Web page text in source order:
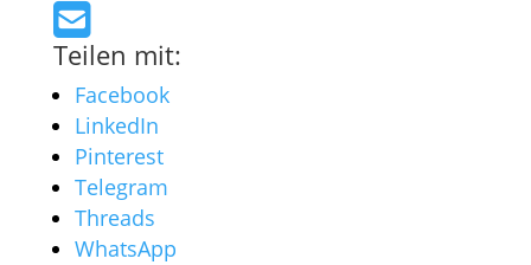
Teilen mit:
Facebook
LinkedIn
Pinterest
Telegram
Threads
WhatsApp